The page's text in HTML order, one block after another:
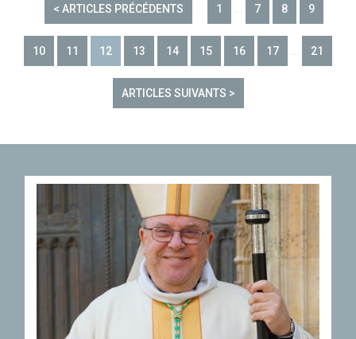
< ARTICLES PRÉCÉDENTS 1 7 8 9
10 11 12 13 14 15 16 17 21
ARTICLES SUIVANTS >